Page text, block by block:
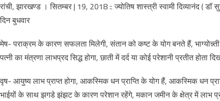
रांची, झारखण्ड । सितम्बर | 19, 2018 :: ज्योतिष शास्त्री स्वामी दिव्यानंद (
दिन बुधवार
मेष- पराक्रम के कारण सफलता मिलेगी, संतान को कष्ट के योग बनते हैं,
पत्नी का मंत्रणा लाभप्रद सिद्ध होगा, छाती में दर्द या कोई परेशानी प्रतीत होता
वृष- आयुष्य लाभ प्राप्त होगा, आकस्मिक धन प्राप्ति के योग हैं, आकस्मिक धन
भाईयों के साथ झगडे झंझट के कारण परेशान रहेंगे, मकान जमीन के क्षेत्र में लाभ